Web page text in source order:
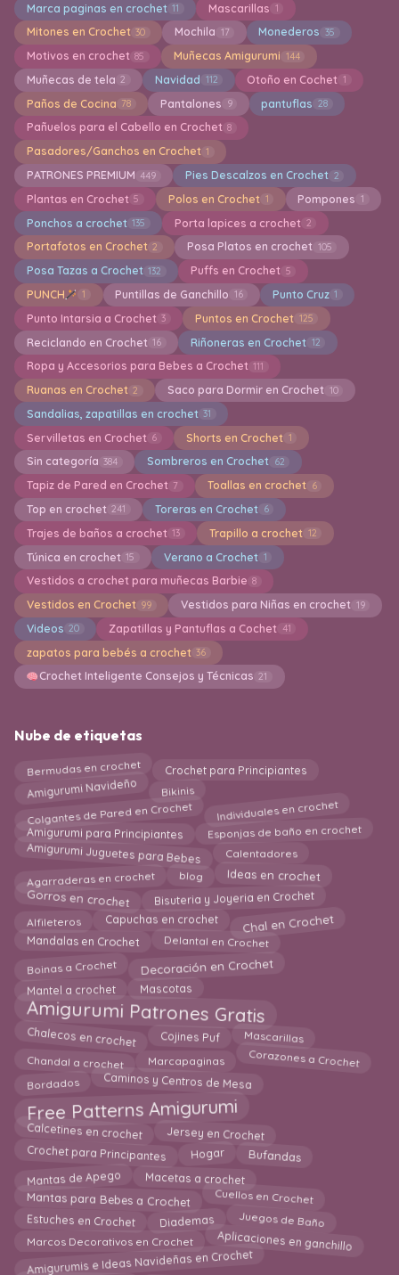
Marca paginas en crochet 11 Mascarillas 1
Mitones en Crochet 30 Mochila 17 Monederos 35
Motivos en crochet 85 Muñecas Amigurumi 144
Muñecas de tela 2 Navidad 112 Otoño en Cochet 1
Paños de Cocina 78 Pantalones 9 pantuflas 28
Pañuelos para el Cabello en Crochet 8
Pasadores/Ganchos en Crochet 1
PATRONES PREMIUM 449 Pies Descalzos en Crochet 2
Plantas en Crochet 5 Polos en Crochet 1 Pompones 1
Ponchos a crochet 135 Porta lapices a crochet 2
Portafotos en Crochet 2 Posa Platos en crochet 105
Posa Tazas a Crochet 132 Puffs en Crochet 5
PUNCH 1 Puntillas de Ganchillo 16 Punto Cruz 1
Punto Intarsia a Crochet 3 Puntos en Crochet 125
Reciclando en Crochet 16 Riñoneras en Crochet 12
Ropa y Accesorios para Bebes a Crochet 111
Ruanas en Crochet 2 Saco para Dormir en Crochet 10
Sandalias, zapatillas en crochet 31
Servilletas en Crochet 6 Shorts en Crochet 1
Sin categoría 384 Sombreros en Crochet 62
Tapiz de Pared en Crochet 7 Toallas en crochet 6
Top en crochet 241 Toreras en Crochet 6
Trajes de baños a crochet 13 Trapillo a crochet 12
Túnica en crochet 15 Verano a Crochet 1
Vestidos a crochet para muñecas Barbie 8
Vestidos en Crochet 99 Vestidos para Niñas en crochet 19
Videos 20 Zapatillas y Pantuflas a Cochet 41
zapatos para bebés a crochet 36
Crochet Inteligente Consejos y Técnicas 21
Nube de etiquetas
Bermudas en crochet Crochet para Principiantes
Amigurumi Navideño Bikinis
Colgantes de Pared en Crochet Individuales en crochet
Amigurumi para Principiantes Esponjas de baño en crochet
Amigurumi Juguetes para Bebes Calentadores
Agarraderas en crochet blog Ideas en crochet
Gorros en crochet Bisuteria y Joyeria en Crochet
Alfileteros Capuchas en crochet Chal en Crochet
Mandalas en Crochet Delantal en Crochet
Boinas a Crochet Decoración en Crochet
Mantel a crochet Mascotas
Amigurumi Patrones Gratis
Chalecos en crochet Cojines Puf Mascarillas
Chandal a crochet Marcapaginas Corazones a Crochet
Bordados Caminos y Centros de Mesa
Free Patterns Amigurumi
Calcetines en crochet Jersey en Crochet
Crochet para Principantes Hogar Bufandas
Mantas de Apego Macetas a crochet
Mantas para Bebes a Crochet Cuellos en Crochet
Estuches en Crochet Diademas Juegos de Baño
Marcos Decorativos en Crochet Aplicaciones en ganchillo
Amigurumis e Ideas Navideñas en Crochet